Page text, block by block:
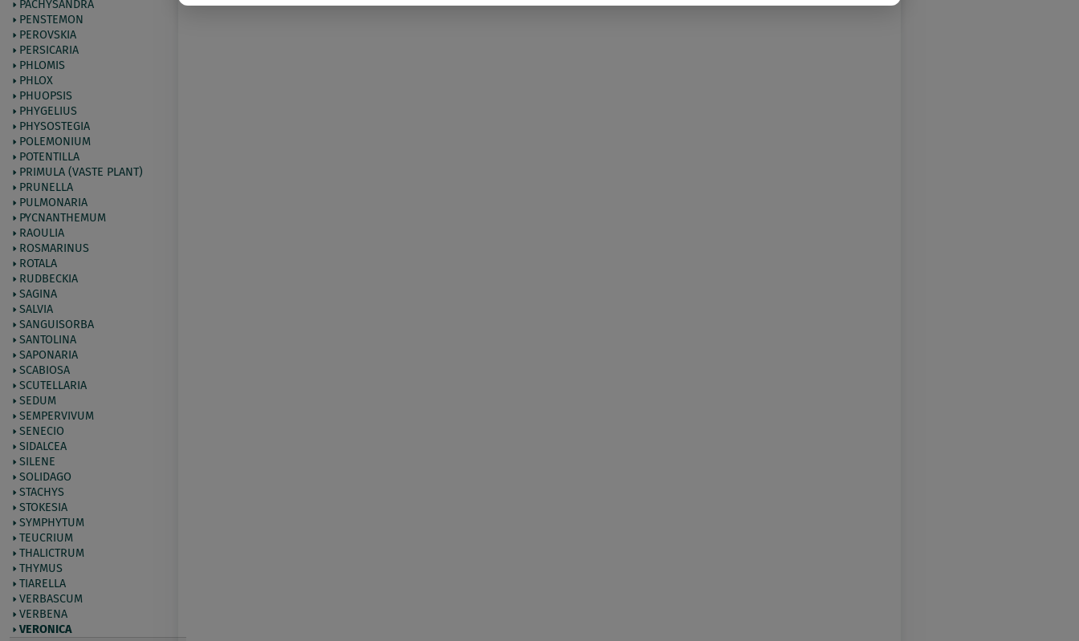
PACHYSANDRA
PENSTEMON
PEROVSKIA
PERSICARIA
PHLOMIS
PHLOX
PHUOPSIS
PHYGELIUS
PHYSOSTEGIA
POLEMONIUM
POTENTILLA
PRIMULA (VASTE PLANT)
PRUNELLA
PULMONARIA
PYCNANTHEMUM
RAOULIA
ROSMARINUS
ROTALA
RUDBECKIA
SAGINA
SALVIA
SANGUISORBA
SANTOLINA
SAPONARIA
SCABIOSA
SCUTELLARIA
SEDUM
SEMPERVIVUM
SENECIO
SIDALCEA
SILENE
SOLIDAGO
STACHYS
STOKESIA
SYMPHYTUM
TEUCRIUM
THALICTRUM
THYMUS
TIARELLA
VERBASCUM
VERBENA
VERONICA